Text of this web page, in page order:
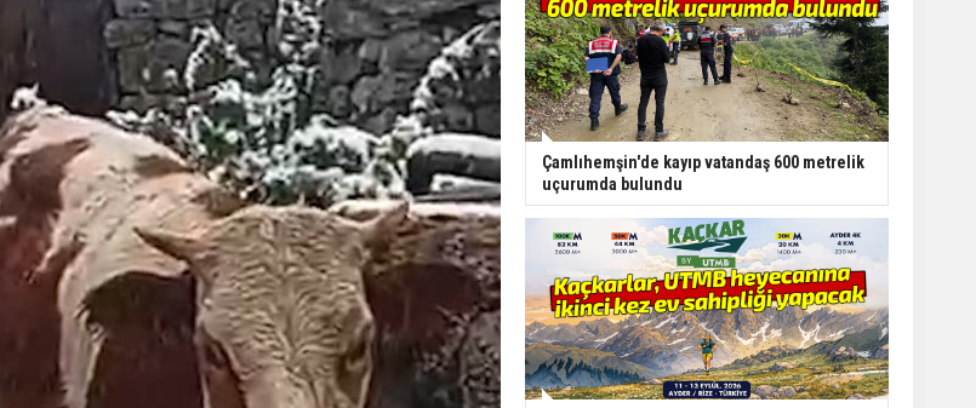
Çamlıhemşin'de kayıp vatandaş 600 metrelik
uçurumda bulundu